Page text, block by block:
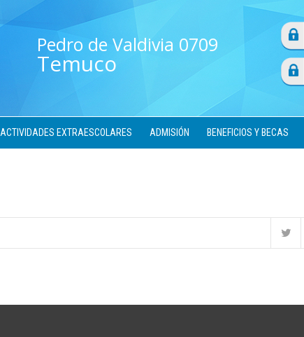
Pedro de Valdivia 0709
Temuco
ACTIVIDADES EXTRAESCOLARES ADMISIÓN BENEFICIOS Y BECAS